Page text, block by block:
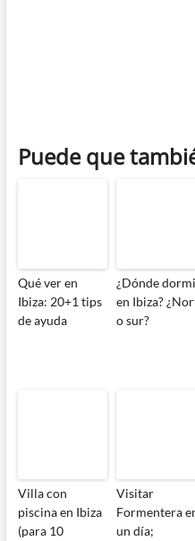
Puede que
Qué ver en
Ibiza: 20+1 tips
de ayuda
¿Dónde
en Ibiza?
o sur?
Villa con
piscina en Ibiza
(para 10
Visitar
Formentera
un día;